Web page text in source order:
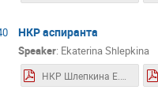
НКР аспиранта
Speaker: Ekaterina Shlepkina